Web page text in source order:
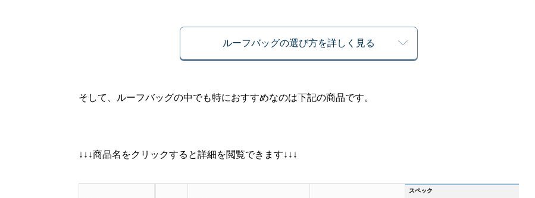
ルーフバッグの選び方を詳しく見る
そして、ルーフバッグの中でも特におすすめなのは下記の商品です。
↓↓↓商品名をクリックすると詳細を閲覧できます↓↓↓
スペック